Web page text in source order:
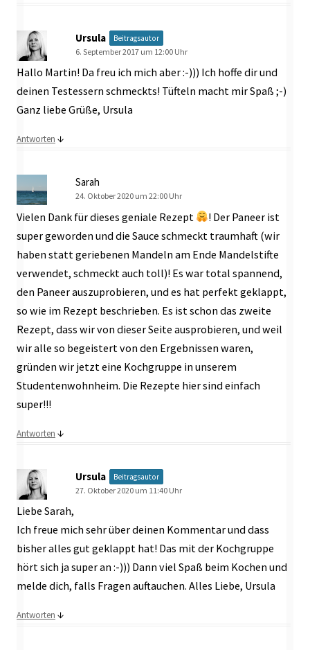
Ursula Beitragsautor
6. September 2017 um 12:00 Uhr
Hallo Martin! Da freu ich mich aber :-))) Ich hoffe dir und
deinen Testessern schmeckts! Tüfteln macht mir Spaß ;-)
Ganz liebe Grüße, Ursula
Antworten ↓
Sarah
24. Oktober 2020 um 22:00 Uhr
Vielen Dank für dieses geniale Rezept
! Der Paneer ist
super geworden und die Sauce schmeckt traumhaft (wir
haben statt geriebenen Mandeln am Ende Mandelstifte
verwendet, schmeckt auch toll)! Es war total spannend,
den Paneer auszuprobieren, und es hat perfekt geklappt,
so wie im Rezept beschrieben. Es ist schon das zweite
Rezept, dass wir von dieser Seite ausprobieren, und weil
wir alle so begeistert von den Ergebnissen waren,
gründen wir jetzt eine Kochgruppe in unserem
Studentenwohnheim. Die Rezepte hier sind einfach
super!!!
Antworten ↓
Ursula Beitragsautor
27. Oktober 2020 um 11:40 Uhr
Liebe Sarah,
Ich freue mich sehr über deinen Kommentar und dass
bisher alles gut geklappt hat! Das mit der Kochgruppe
hört sich ja super an :-))) Dann viel Spaß beim Kochen und
melde dich, falls Fragen auftauchen. Alles Liebe, Ursula
Antworten ↓